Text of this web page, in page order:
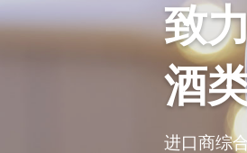
致
酒
进口商综